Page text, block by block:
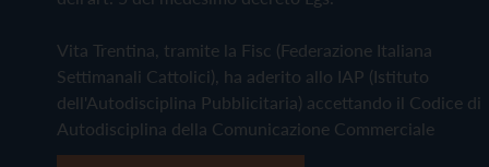
Vita Trentina, tramite la Fisc (Federazione Italiana
Settimanali Cattolici), ha aderito allo IAP (Istituto
dell'Autodisciplina Pubblicitaria) accettando il Codice di
Autodisciplina della Comunicazione Commerciale